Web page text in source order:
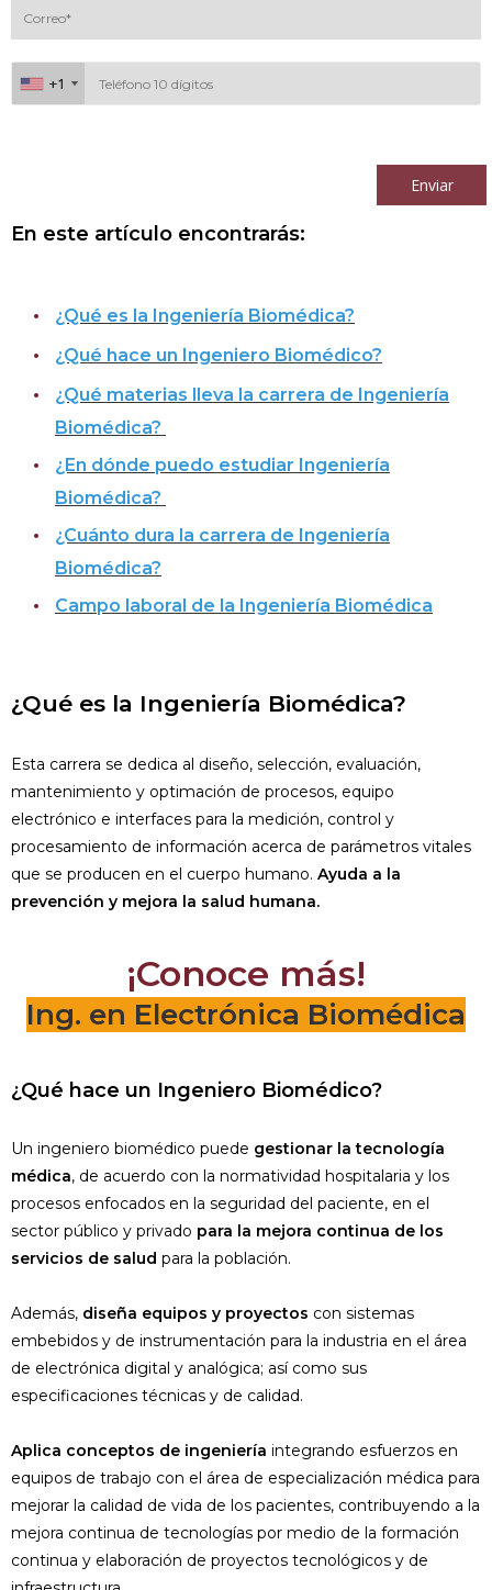
+1
+1
Enviar
En este artículo encontrarás:
¿Qué es la Ingeniería Biomédica?
¿Qué hace un Ingeniero Biomédico?
¿Qué materias lleva la carrera de Ingeniería
Biomédica?
¿En dónde puedo estudiar Ingeniería
Biomédica?
¿Cuánto dura la carrera de Ingeniería
Biomédica?
Campo laboral de la Ingeniería Biomédica
¿Qué es la Ingeniería Biomédica?
Esta carrera se dedica al diseño, selección, evaluación,
mantenimiento y optimación de procesos, equipo
electrónico e interfaces para la medición, control y
procesamiento de información acerca de parámetros vitales
que se producen en el cuerpo humano. Ayuda a la
prevención y mejora la salud humana.
¡Conoce más!
Ing. en Electrónica Biomédica
¿Qué hace un Ingeniero Biomédico?
Un ingeniero biomédico puede gestionar la tecnología
médica, de acuerdo con la normatividad hospitalaria y los
procesos enfocados en la seguridad del paciente, en el
sector público y privado para la mejora continua de los
servicios de salud para la población.
Además, diseña equipos y proyectos con sistemas
embebidos y de instrumentación para la industria en el área
de electrónica digital y analógica; así como sus
especificaciones técnicas y de calidad.
Aplica conceptos de ingeniería integrando esfuerzos en
equipos de trabajo con el área de especialización médica para
mejorar la calidad de vida de los pacientes, contribuyendo a la
mejora continua de tecnologías por medio de la formación
continua y elaboración de proyectos tecnológicos y de